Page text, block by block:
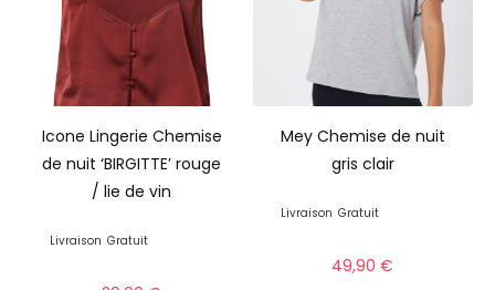
Icone Lingerie Chemise
de nuit ‘BIRGITTE’ rouge
/ lie de vin
Livraison Gratuit
Mey Chemise de nuit
gris clair
Livraison Gratuit
49,90€